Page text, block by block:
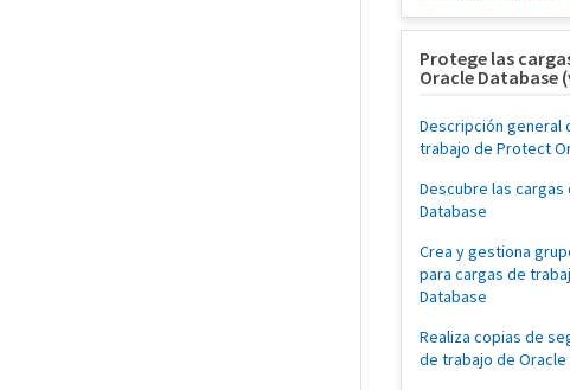
Protege las
Oracle Database
Descripción general
trabajo de Protect
Descubre las
Database
Crea y gestiona
para cargas de
Database
Realiza copias de
de trabajo de Oracle